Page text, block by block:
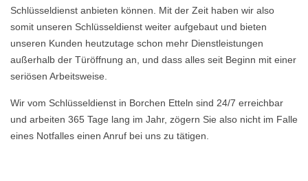
Schlüsseldienst anbieten können. Mit der Zeit haben wir also
somit unseren Schlüsseldienst weiter aufgebaut und bieten
unseren Kunden heutzutage schon mehr Dienstleistungen
außerhalb der Türöffnung an, und dass alles seit Beginn mit einer
seriösen Arbeitsweise.
Wir vom Schlüsseldienst in Borchen Etteln sind 24/7 erreichbar
und arbeiten 365 Tage lang im Jahr, zögern Sie also nicht im Falle
eines Notfalles einen Anruf bei uns zu tätigen.